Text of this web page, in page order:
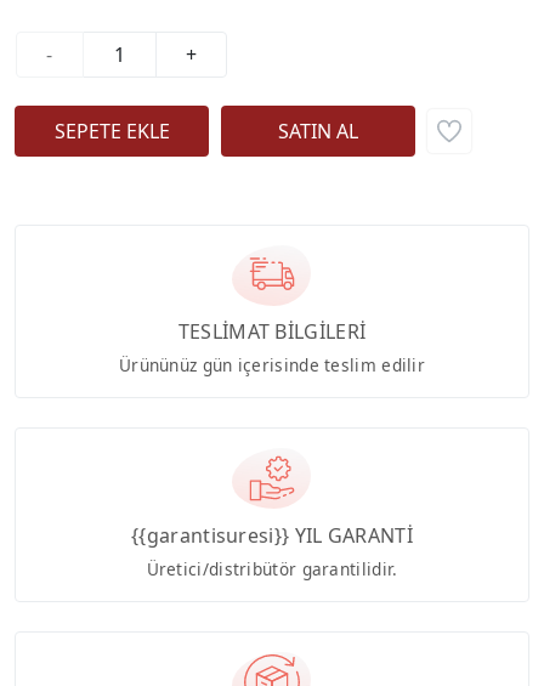
- +
TESLİMAT BİLGİLERİ
Ürününüz gün içerisinde teslim edilir
{{garantisuresi}} YIL GARANTİ
Üretici/distribütör garantilidir.